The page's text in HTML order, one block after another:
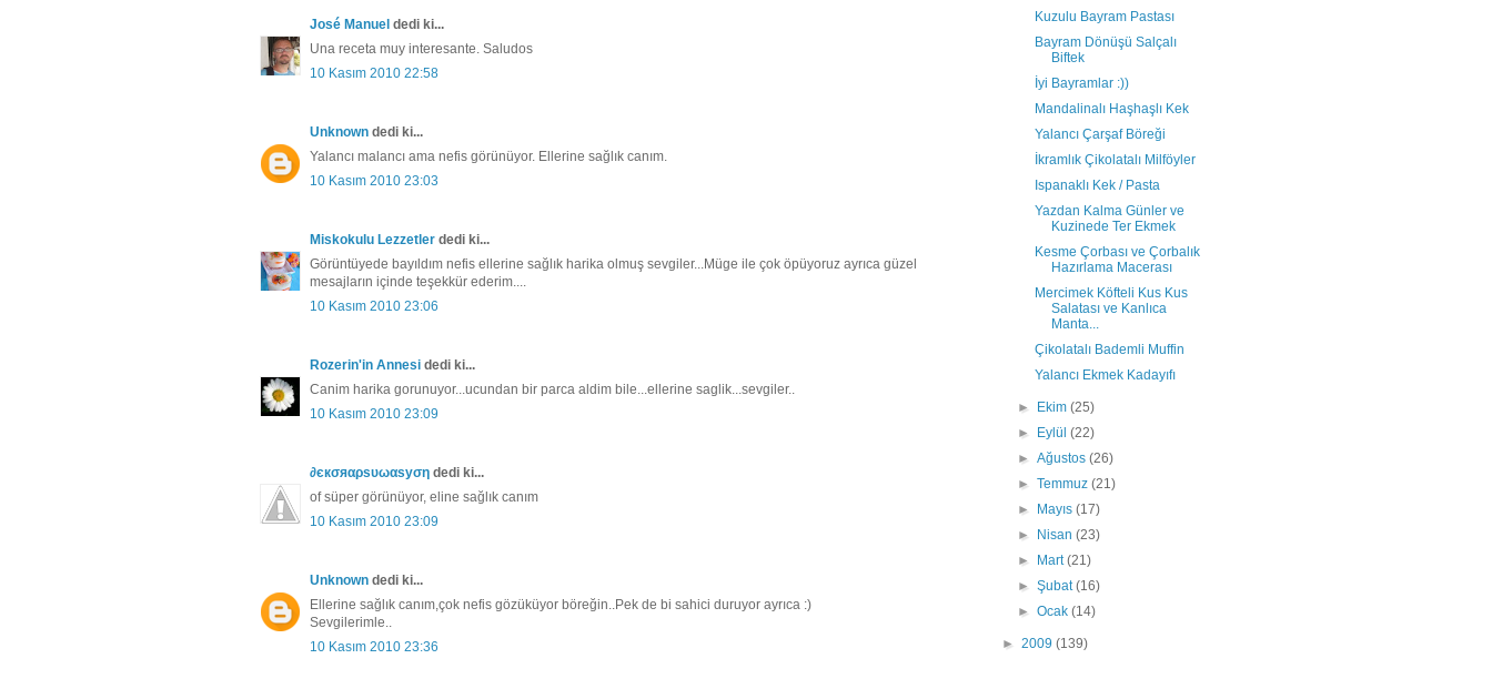
José Manuel dedi ki...
Una receta muy interesante. Saludos
10 Kasım 2010 22:58
Unknown dedi ki...
Yalancı malancı ama nefis görünüyor. Ellerine sağlık canım.
10 Kasım 2010 23:03
Miskokulu Lezzetler dedi ki...
Görüntüyede bayıldım nefis ellerine sağlık harika olmuş sevgiler...Müge ile çok öpüyoruz ayrıca güzel
mesajların içinde teşekkür ederim....
10 Kasım 2010 23:06
Rozerin'in Annesi dedi ki...
Canim harika gorunuyor...ucundan bir parca aldim bile...ellerine saglik...sevgiler..
10 Kasım 2010 23:09
∂єкσяαρѕυωαѕуση dedi ki...
of süper görünüyor, eline sağlık canım
10 Kasım 2010 23:09
Unknown dedi ki...
Ellerine sağlık canım,çok nefis gözüküyor böreğin..Pek de bi sahici duruyor ayrıca :)
Sevgilerimle..
10 Kasım 2010 23:36
Kuzulu Bayram Pastası
Bayram Dönüşü Salçalı
Biftek
İyi Bayramlar :))
Mandalinalı Haşhaşlı Kek
Yalancı Çarşaf Böreği
İkramlık Çikolatalı Milföyler
Ispanaklı Kek / Pasta
Yazdan Kalma Günler ve
Kuzinede Ter Ekmek
Kesme Çorbası ve Çorbalık
Hazırlama Macerası
Mercimek Köfteli Kus Kus
Salatası ve Kanlıca
Manta...
Çikolatalı Bademli Muffin
Yalancı Ekmek Kadayıfı
► Ekim(25)
►
Eylül(22)
►Ağustos(26)
►Temmuz(21)
►
Mayıs(17)
►
Nisan(23)
►
Mart(21)
►Şubat(16)
►Ocak(14)
► 2009 (139)